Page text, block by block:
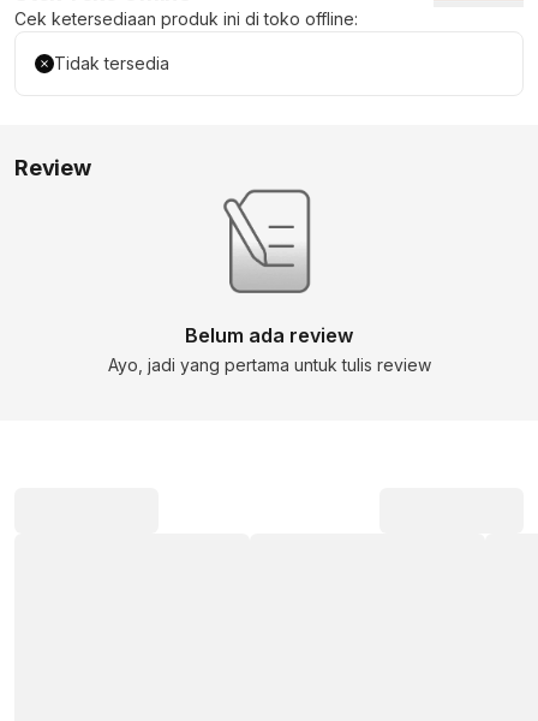
Cek ketersediaan produk ini di toko offline:
Tidak tersedia
Review
Belum ada review
Ayo, jadi yang pertama untuk tulis review